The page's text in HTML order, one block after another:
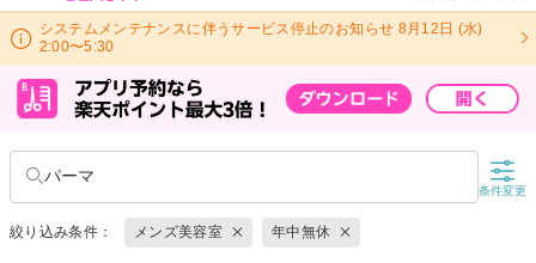
システムメンテナンスに伴うサービス停止のお知らせ 8月12日 (水)
2:00〜5:30
パーマ
条件変更
絞り込み条件： メンズ美容室 年中無休